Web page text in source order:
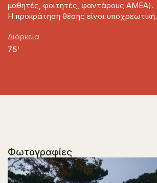
μαθητές, φοιτητές, φαντάρους ΑΜΕΑ).
Η προκράτηση θέσης είναι υποχρεωτική.
Διάρκεια
75'
Φωτογραφίες